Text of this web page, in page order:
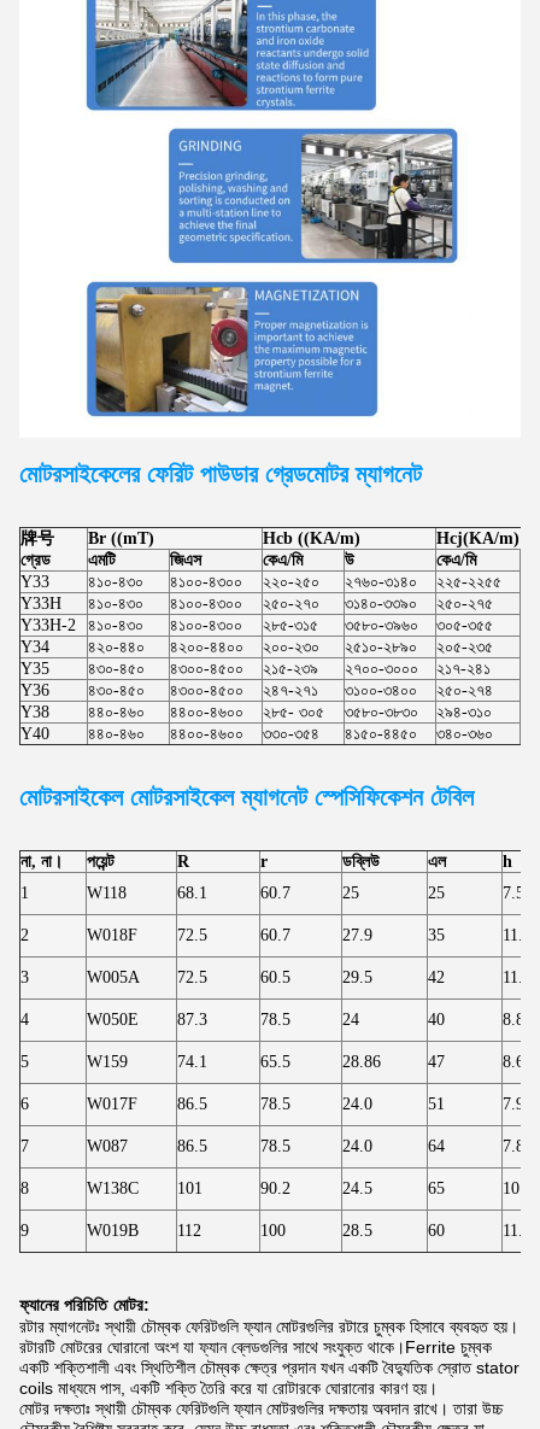
মোটরসাইকেলের ফেরিট পাউডার গ্রেডমোটর ম্যাগনেট
牌号
গ্রেড
Br ((mT) Hcb ((KA/m)
Hcj(KA/m)
এমটি
জিএস কেএ/মি উ কেএ/মি
Y33
৪১০-৪৩০ ৪১০০-৪৩০০ ২২০-২৫০ ২৭৬০-৩১৪০ ২২৫-২২৫৫
Y33H
৪১০-৪৩০ ৪১০০-৪৩০০ ২৫০-২৭০ ৩১৪০-৩৩৯০ ২৫০-২৭৫
Y33H-2
৪১০-৪৩০ ৪১০০-৪৩০০ ২৮৫-৩১৫ ৩৫৮০-৩৯৬০ ৩০৫-৩৫৫
Y34
৪২০-৪৪০ ৪২০০-৪৪০০ ২০০-২৩০ ২৫১০-২৮৯০ ২০৫-২৩৫
Y35
৪৩০-৪৫০ ৪৩০০-৪৫০০ ২১৫-২৩৯ ২৭০০-৩০০০ ২১৭-২৪১
Y36
৪৩০-৪৫০ ৪৩০০-৪৫০০ ২৪৭-২৭১ ৩১০০-৩৪০০ ২৫০-২৭৪
Y38
৪৪০-৪৬০ ৪৪০০-৪৬০০ ২৮৫- ৩০৫ ৩৫৮০-৩৮৩০ ২৯৪-৩১০
Y40
৪৪০-৪৬০ ৪৪০০-৪৬০০ ৩৩০-৩৫৪ ৪১৫০-৪৪৫০ ৩৪০-৩৬০
মোটরসাইকেল মোটরসাইকেল ম্যাগনেট স্পেসিফিকেশন টেবিল
না, না। পয়েন্ট R r ডব্লিউ এল
h
1
W118 68.1 60.7 25 25 7.50
2 W018F 72.5 60.7 27.9 35 11.80
3 W005A 72.5 60.5 29.5 42 11.80
4 W050E 87.3 78.5 24 40 8.80
5 W159 74.1 65.5 28.86 47 8.60
6 W017F 86.5 78.5 24.0 51 7.90
7 W087 86.5 78.5 24.0 64 7.80
8 W138C 101 90.2 24.5 65 10.8
9 W019B 112 100 28.5 60 11.90
ফ্যানের পরিচিতি মোটর:
রটার ম্যাগনেটঃ স্থায়ী চৌম্বক ফেরিটগুলি ফ্যান মোটরগুলির রটারে চুম্বক হিসাবে ব্যবহৃত হয়।
রটারটি মোটরের ঘোরানো অংশ যা ফ্যান ব্লেডগুলির সাথে সংযুক্ত থাকে।Ferrite চুম্বক
একটি শক্তিশালী এবং স্থিতিশীল চৌম্বক ক্ষেত্র প্রদান যখন একটি বৈদ্যুতিক স্রোত stator
coils মাধ্যমে পাস, একটি শক্তি তৈরি করে যা রোটারকে ঘোরানোর কারণ হয়।
মোটর দক্ষতাঃ স্থায়ী চৌম্বক ফেরিটগুলি ফ্যান মোটরগুলির দক্ষতায় অবদান রাখে। তারা উচ্চ